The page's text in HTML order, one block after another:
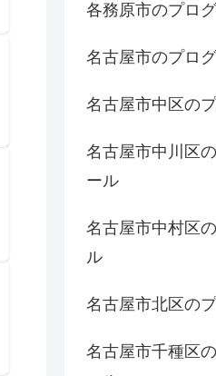
各務原市のプロ
名古屋市のプロ
名古屋市中区の
名古屋市中川区
ール
名古屋市中村区
ル
名古屋市北区の
名古屋市千種区